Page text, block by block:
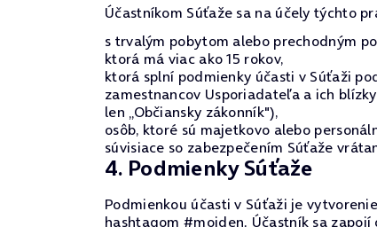
Účastníkom Súťaže sa na účely týchto
s trvalým pobytom alebo prechodným
ktorá má viac ako 15 rokov,
ktorá splní podmienky účasti v Súťaži
zamestnancov Usporiadateľa a ich
len „Občiansky zákonník"),
osôb, ktoré sú majetkovo alebo
súvisiace so zabezpečením Súťaže
4. Podmienky Súťaže
Podmienkou účasti v Súťaži je
hashtagom #mojden. Účastník sa